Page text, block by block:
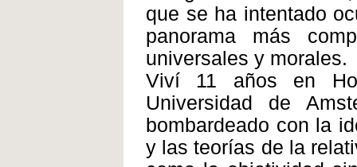
que se ha intentado
panorama más
universales y morales.
Viví 11 años en
Universidad de
bombardeado con la
y las teorías de la